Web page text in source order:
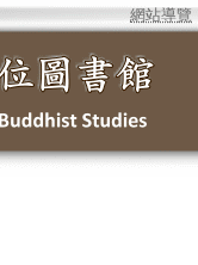
網站導覽